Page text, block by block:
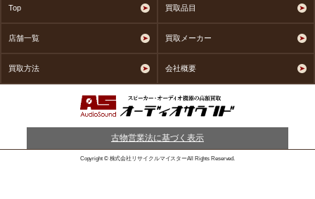
Top 買取品目
店舗一覧 買取メーカー
買取方法 会社概要
古物営業法に基づく表示
Copyright © 株式会社リサイクルマイスターAll Rights Reserved.